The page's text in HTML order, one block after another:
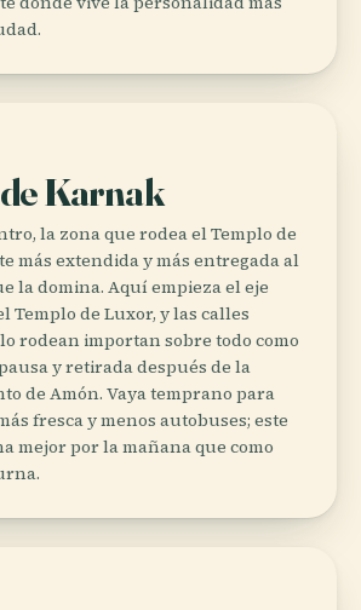
Karnak
la zona que rodea el Templo de
más extendida y más entregada al
la domina. Aquí empieza el eje
Templo de Luxor, y las calles
rodean importan sobre todo como
y retirada después de la
de Amón. Vaya temprano para
fresca y menos autobuses; este
mejor por la mañana que como